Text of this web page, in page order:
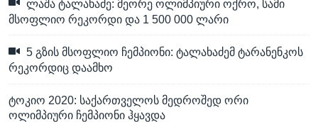
ლაშა ტალახაძე: მეორე ოლიმპიური ოქრო, სამი
მსოფლიო რეკორდი და 1 500 000 ლარი
5 გზის მსოფლიო ჩემპიონი: ტალახაძემ ტარანენკოს
რეკორდიც დაამხო
ტოკიო 2020: საქართველოს მედროშედ ორი
ოლიმპიური ჩემპიონი ჰყავდა